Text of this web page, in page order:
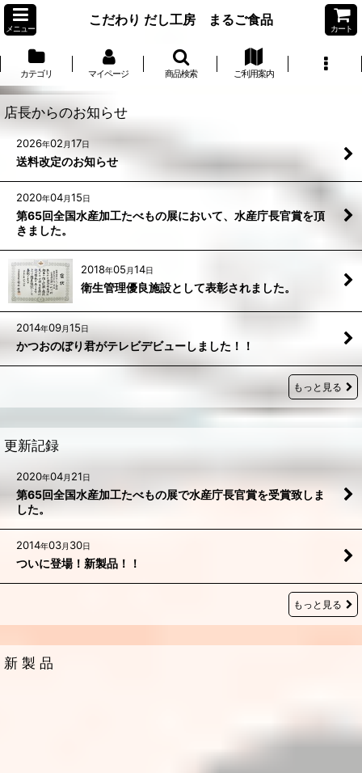
メニュー
こだわり だし工房 まるご食品
カート
カテゴリ マイページ 商品検索 ご利用案内
店長からのお知らせ
2026年02 月17日
送料改定のお知らせ
2020年04月15日
第65回全国水産加工たべもの展において、水産庁長官賞を頂
きました。
2018年05 月14日
衛生管理優良施設として表彰されました。
2014年09月15日
かつおのぼり君がテレビデビューしました！！
もっと見る
更新記録
2020年04月 21日
第65回全国水産加工たべもの展で水産庁長官賞を受賞致しま
した。
2014年03月 30日
ついに登場！新製品！！
もっと見る
新 製 品